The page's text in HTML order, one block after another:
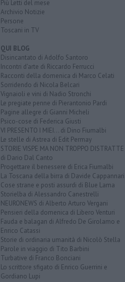
Più Letti del mese
Archivio Notizie
Persone
Toscani in TV
QUI BLOG
Disincantato di Adolfo Santoro
Incontri d'arte di Riccardo Ferrucci
Racconti della domenica di Marco Celati
Sorridendo di Nicola Belcari
Vignaioli e vini di Nadio Stronchi
Le pregiate penne di Pierantonio Pardi
Pagine allegre di Gianni Micheli
Psico-cose di Federica Giusti
VI PRESENTO I MIEI... di Dino Fiumalbi
Le stelle di Astrea di Edit Permay
STORIE VISPE MA NON TROPPO DISTRATTE
di Dario Dal Canto
Progettare il benessere di Erica Fiumalbi
La Toscana della birra di Davide Cappannari
Cose strane e posti assurdi di Blue Lama
Storielba di Alessandro Canestrelli
NEURONEWS di Alberto Arturo Vergani
Pensieri della domenica di Libero Venturi
Fauda e balagan di Alfredo De Girolamo e
Enrico Catassi
Storie di ordinaria umanità di Nicolò Stella
Parole in viaggio di Tito Barbini
Turbative di Franco Bonciani
Lo scrittore sfigato di Enrico Guerrini e
Gordiano Lupi